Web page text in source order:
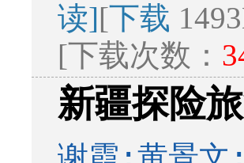
读][下载
[下载次数：
新疆探险